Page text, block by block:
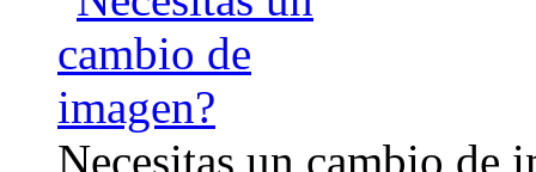
Necesitas un cambio de